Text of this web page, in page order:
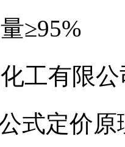
≥95%
工有限公
式定价